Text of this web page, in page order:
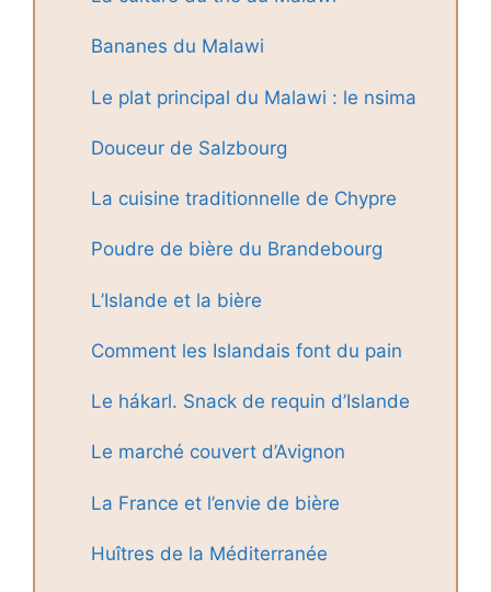
Bananes du Malawi
Le plat principal du Malawi : le nsima
Douceur de Salzbourg
La cuisine traditionnelle de Chypre
Poudre de bière du Brandebourg
L’Islande et la bière
Comment les Islandais font du pain
Le hákarl. Snack de requin d’Islande
Le marché couvert d’Avignon
La France et l’envie de bière
Huîtres de la Méditerranée